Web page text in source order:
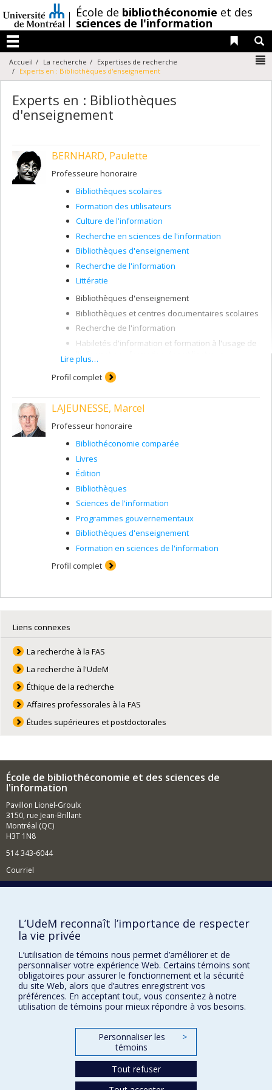
au
contenu
/École de bibliothéconomie et des
sciences de l'information
Menu
Liens
Accueil La recherche
Expertises de recherche
Experts en : Bibliothèques d'enseignement
Experts en : Bibliothèques
d'enseignement
BERNHARD, Paulette
Professeure honoraire
Bibliothèques scolaires
Formation des utilisateurs
Culture de l'information
Recherche en sciences de l'information
Bibliothèques d'enseignement
Recherche de l'information
Littératie
Bibliothèques d'enseignement
Bibliothèques et centres documentaires scolaires
Recherche de l'information
Habiletés d'information et formation à l'usage de
l'information - formation des utilisateurs
Lire plus…
Profil complet
LAJEUNESSE, Marcel
Professeur honoraire
Bibliothéconomie comparée
Livres
Édition
Bibliothèques
Sciences de l'information
Programmes gouvernementaux
Bibliothèques d'enseignement
Formation en sciences de l'information
Profil complet
Liens connexes
La recherche à la FAS
La recherche à l'UdeM
Éthique de la recherche
Affaires professorales à la FAS
Études supérieures et postdoctorales
École de bibliothéconomie et des sciences de
l'information
Pavillon Lionel-Groulx
3150, rue Jean-Brillant
Montréal (QC)
H3T 1N8
514 343-6044
Courriel
Plan du site
Accessibilité
FACULTÉ DES ARTS ET DES SCIENCES
Nos départements et écoles
Nos centres d'études
L’UdeM reconnaît l’importance de respecter
la vie privée
L’utilisation de témoins nous permet d’améliorer et de
personnaliser votre expérience Web. Certains témoins sont
obligatoires pour assurer le fonctionnement et la sécurité
du site Web, alors que d’autres enregistrent vos
préférences. En acceptant tout, vous consentez à notre
utilisation de témoins pour mieux répondre à vos besoins.
Personnaliser les
témoins
>
Tout refuser